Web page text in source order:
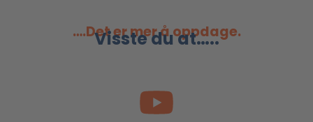
….Det er mer å oppdage.
Visste du at…..